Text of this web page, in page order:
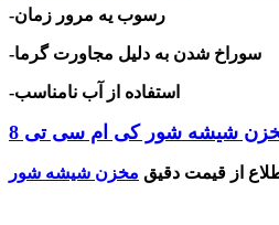
-استفاده از آب نامناسب
از قیمت دقیق